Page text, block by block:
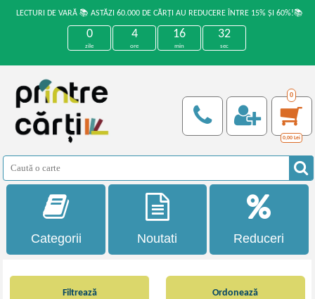
LECTURI DE VARĂ 📚 ASTĂZI 60.000 DE CĂRȚI AU REDUCERE ÎNTRE 15% ȘI 60%!📚
0
zile
4
ore
16
min
31
sec
0
0,00 Lei
Categorii Noutati Reduceri
Filtrează Ordonează